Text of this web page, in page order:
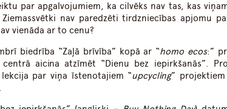
par apgalvojumiem, ka cilvēks nav tas, kas
nav paredzēti tirdzniecības apjomu
vienāda ar to cenu?
biedrība “Zaļā brīvība” kopā ar “homo ecos:”
aicina atzīmēt “Dienu bez iepirkšanās”.
lekcija par viņa īstenotajiem “upcycling”